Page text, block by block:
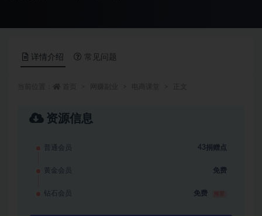
详情介绍 常见问题
资源信息
普通会员 43捐赠点
黄金会员 免费
钻石会员 免费